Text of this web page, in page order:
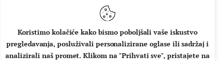
Koristimo kolačiće kako bismo poboljšali vaše iskustvo
pregledavanja, posluživali personalizirane oglase ili sadržaj i
analizirali naš promet. Klikom na "Prihvati sve", pristajete na
O NAMA IMPRESSUM UVJETI KORIŠTENJA